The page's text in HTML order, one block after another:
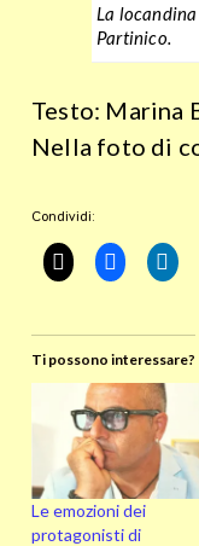
La
Partinico.
Testo: Marina
Nella foto di
Condividi:
Ti possono interessare?
Le emozioni dei
protagonisti di